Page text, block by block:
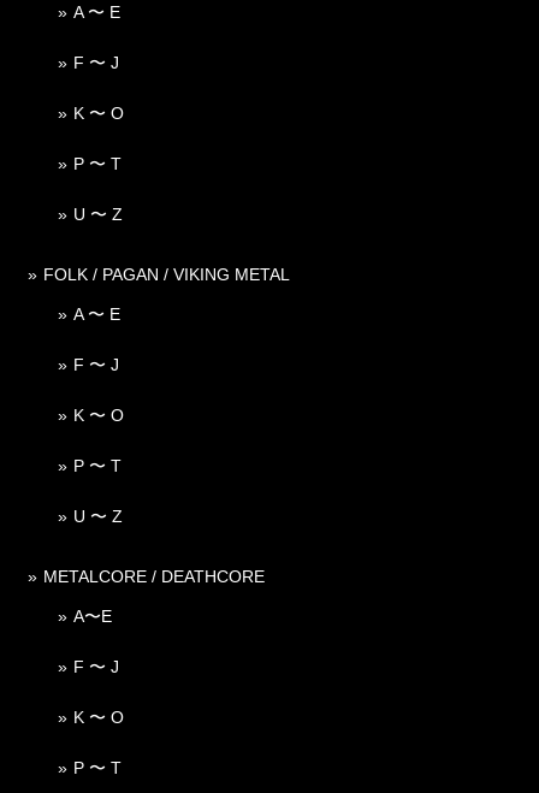
A 〜 E
F 〜 J
K 〜 O
P 〜 T
U 〜 Z
FOLK / PAGAN / VIKING METAL
A 〜 E
F 〜 J
K 〜 O
P 〜 T
U 〜 Z
METALCORE / DEATHCORE
A〜E
F 〜 J
K 〜 O
P 〜 T